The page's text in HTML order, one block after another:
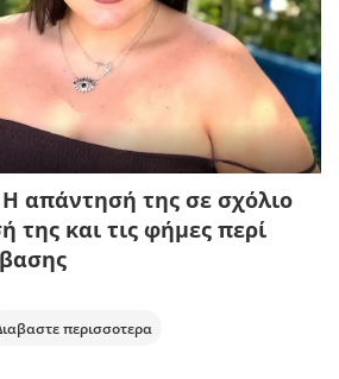
απάντησή της σε σχόλιο
της και τις φήμες περί
περισσοτερα